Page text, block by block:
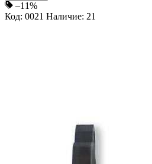
–11%
Код: 0021 Наличие: 21